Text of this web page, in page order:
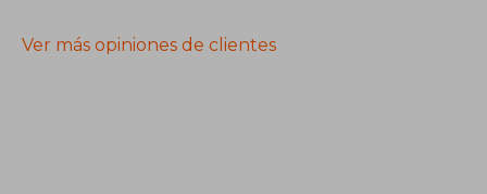
Ver más opiniones de clientes